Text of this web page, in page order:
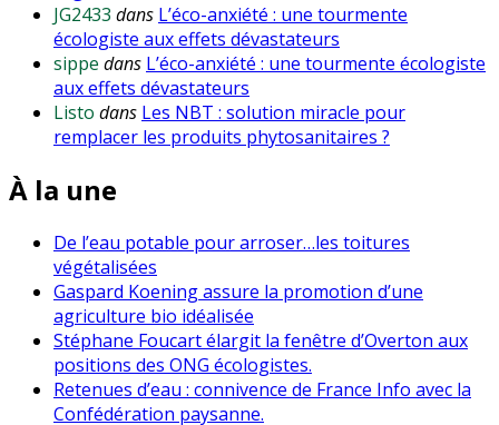
JG2433 dans L’éco-anxiété : une tourmente
écologiste aux effets dévastateurs
sippe dans L’éco-anxiété : une tourmente écologiste
aux effets dévastateurs
Listo dans Les NBT : solution miracle pour
remplacer les produits phytosanitaires ?
À la une
De l’eau potable pour arroser…les toitures
végétalisées
Gaspard Koening assure la promotion d’une
agriculture bio idéalisée
Stéphane Foucart élargit la fenêtre d’Overton aux
positions des ONG écologistes.
Retenues d’eau : connivence de France Info avec la
Confédération paysanne.